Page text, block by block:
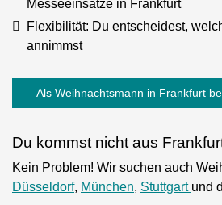
Messeeinsätze in Frankfurt
Flexibilität: Du entscheidest,
annimmst
Als Weihnachtsmann in Frankfurt
Du kommst nicht aus
Kein Problem! Wir suchen auch
Düsseldorf, München, Stuttgart und